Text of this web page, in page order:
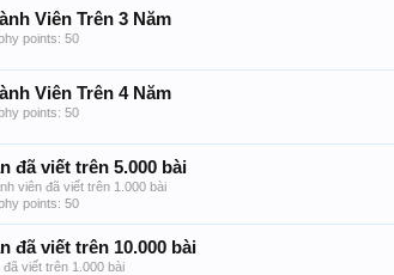
Viên Trên 3 Năm
points: 50
Viên Trên 4 Năm
points: 50
đã viết trên 5.000 bài
viên đã viết trên 1.000 bài
points: 50
đã viết trên 10.000 bài
đã viết trên 1.000 bài